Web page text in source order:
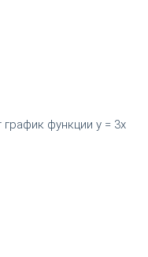
функции у = 3х